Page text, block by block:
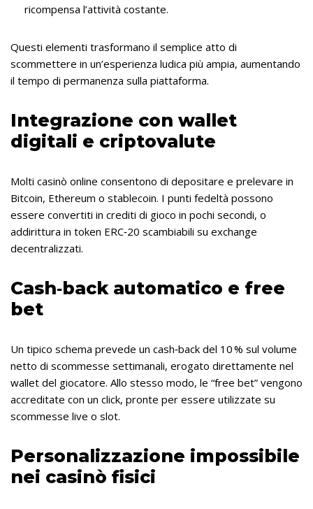
ricompensa l’attività costante.
Questi elementi trasformano il semplice atto di
scommettere in un’esperienza ludica più ampia, aumentando
il tempo di permanenza sulla piattaforma.
Integrazione con wallet
digitali e criptovalute
Molti casinò online consentono di depositare e prelevare in
Bitcoin, Ethereum o stablecoin. I punti fedeltà possono
essere convertiti in crediti di gioco in pochi secondi, o
addirittura in token ERC‑20 scambiabili su exchange
decentralizzati.
Cash‑back automatico e free
bet
Un tipico schema prevede un cash‑back del 10 % sul volume
netto di scommesse settimanali, erogato direttamente nel
wallet del giocatore. Allo stesso modo, le “free bet” vengono
accreditate con un click, pronte per essere utilizzate su
scommesse live o slot.
Personalizzazione impossibile
nei casinò fisici